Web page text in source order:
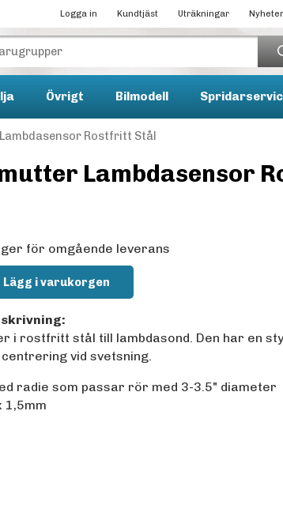
Logga in Kundtjäst Uträkningar Nyheter
Övrigt Bilmodell
Rostfritt Stål
Lambdasensor
för omgående leverans
Lägg i varukorgen
i rostfritt stål till lambdasond. Den har en
vid svetsning.
radie som passar rör med 3-3.5" diameter
1,5mm